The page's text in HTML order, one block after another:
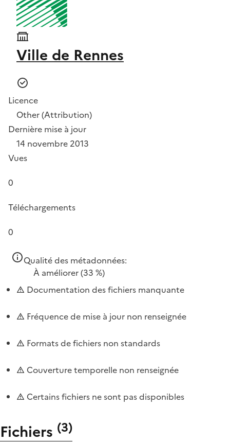
Ville de Rennes
Licence
Other (Attribution)
Dernière mise à jour
14 novembre 2013
Vues
0
Téléchargements
0
Qualité des métadonnées:
À améliorer(33 %)
Documentation des fichiers manquante
Fréquence de mise à jour non renseignée
Formats de fichiers non standards
Couverture temporelle non renseignée
Certains fichiers ne sont pas disponibles
Fichiers (3)